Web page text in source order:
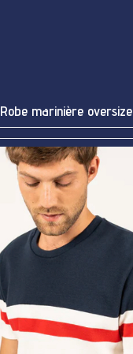
Robe marinière oversize